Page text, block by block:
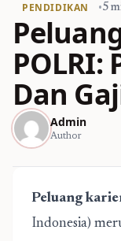
PENDIDIKAN •5
POLRI:
Dan
Admin
Author
Peluang
Indonesia)